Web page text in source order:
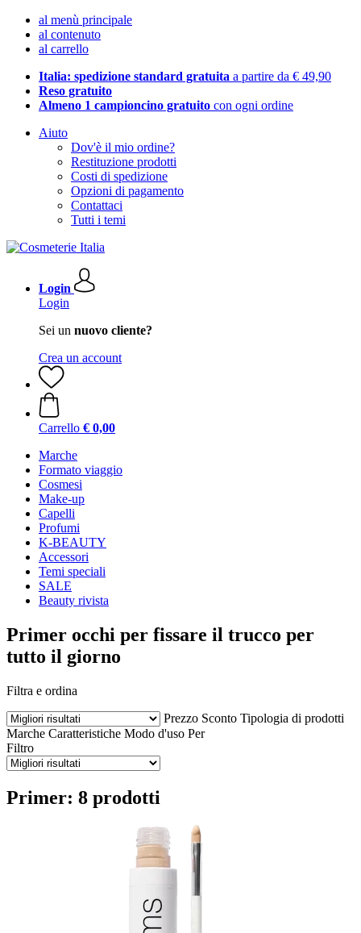
al menù principale
al contenuto
al carrello
Italia: spedizione standard gratuita a partire da € 49,90
Reso gratuito
Almeno 1 campioncino gratuito con ogni ordine
Aiuto
Dov'è il mio ordine?
Restituzione prodotti
Costi di spedizione
Opzioni di pagamento
Contattaci
Tutti i temi
Login
Login
Sei un nuovo cliente?
Crea un account
Carrello € 0,00
Marche
Formato viaggio
Cosmesi
Make-up
Capelli
Profumi
K-BEAUTY
Accessori
Temi speciali
SALE
Beauty rivista
Primer occhi per fissare il trucco per
tutto il giorno
Filtra e ordina
Prezzo Sconto Tipologia di prodotti
Marche Caratteristiche Modo d'uso Per
Filtro
Primer: 8 prodotti